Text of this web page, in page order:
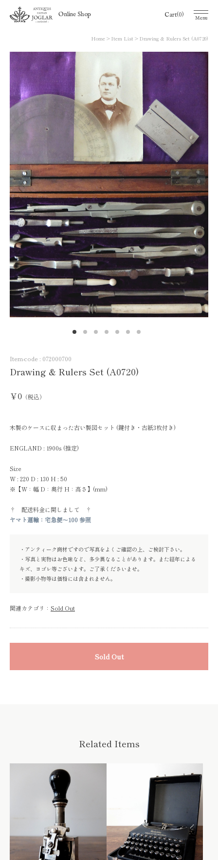
Online Shop Cart(0) Menu
Home Item List Drawing & Rulers Set (A0720)
Item-code : 072000700
Drawing & Rulers Set (A0720)
￥0 （税込）
木製のケースに収まった古い製図セット (鍵付き・古紙3枚付き)
ENGLAND : 1900s (推定)
Size
W : 220 D : 130 H : 50
※【W：幅 D：奥行 H：高さ】(mm)
† 配送料金に関しまして †
ヤマト運輸：宅急便～100 参照
・アンティーク商材ですので写真をよくご確認の上、ご検討下さい。
・写真と実物はお色味など、多少異なることがあります。また経年による
キズ、ヨゴレ等ございます。ご了承くださいませ。
・撮影小物等は価格には含まれません。
関連カテゴリ： Sold Out
Sold Out
Related Items